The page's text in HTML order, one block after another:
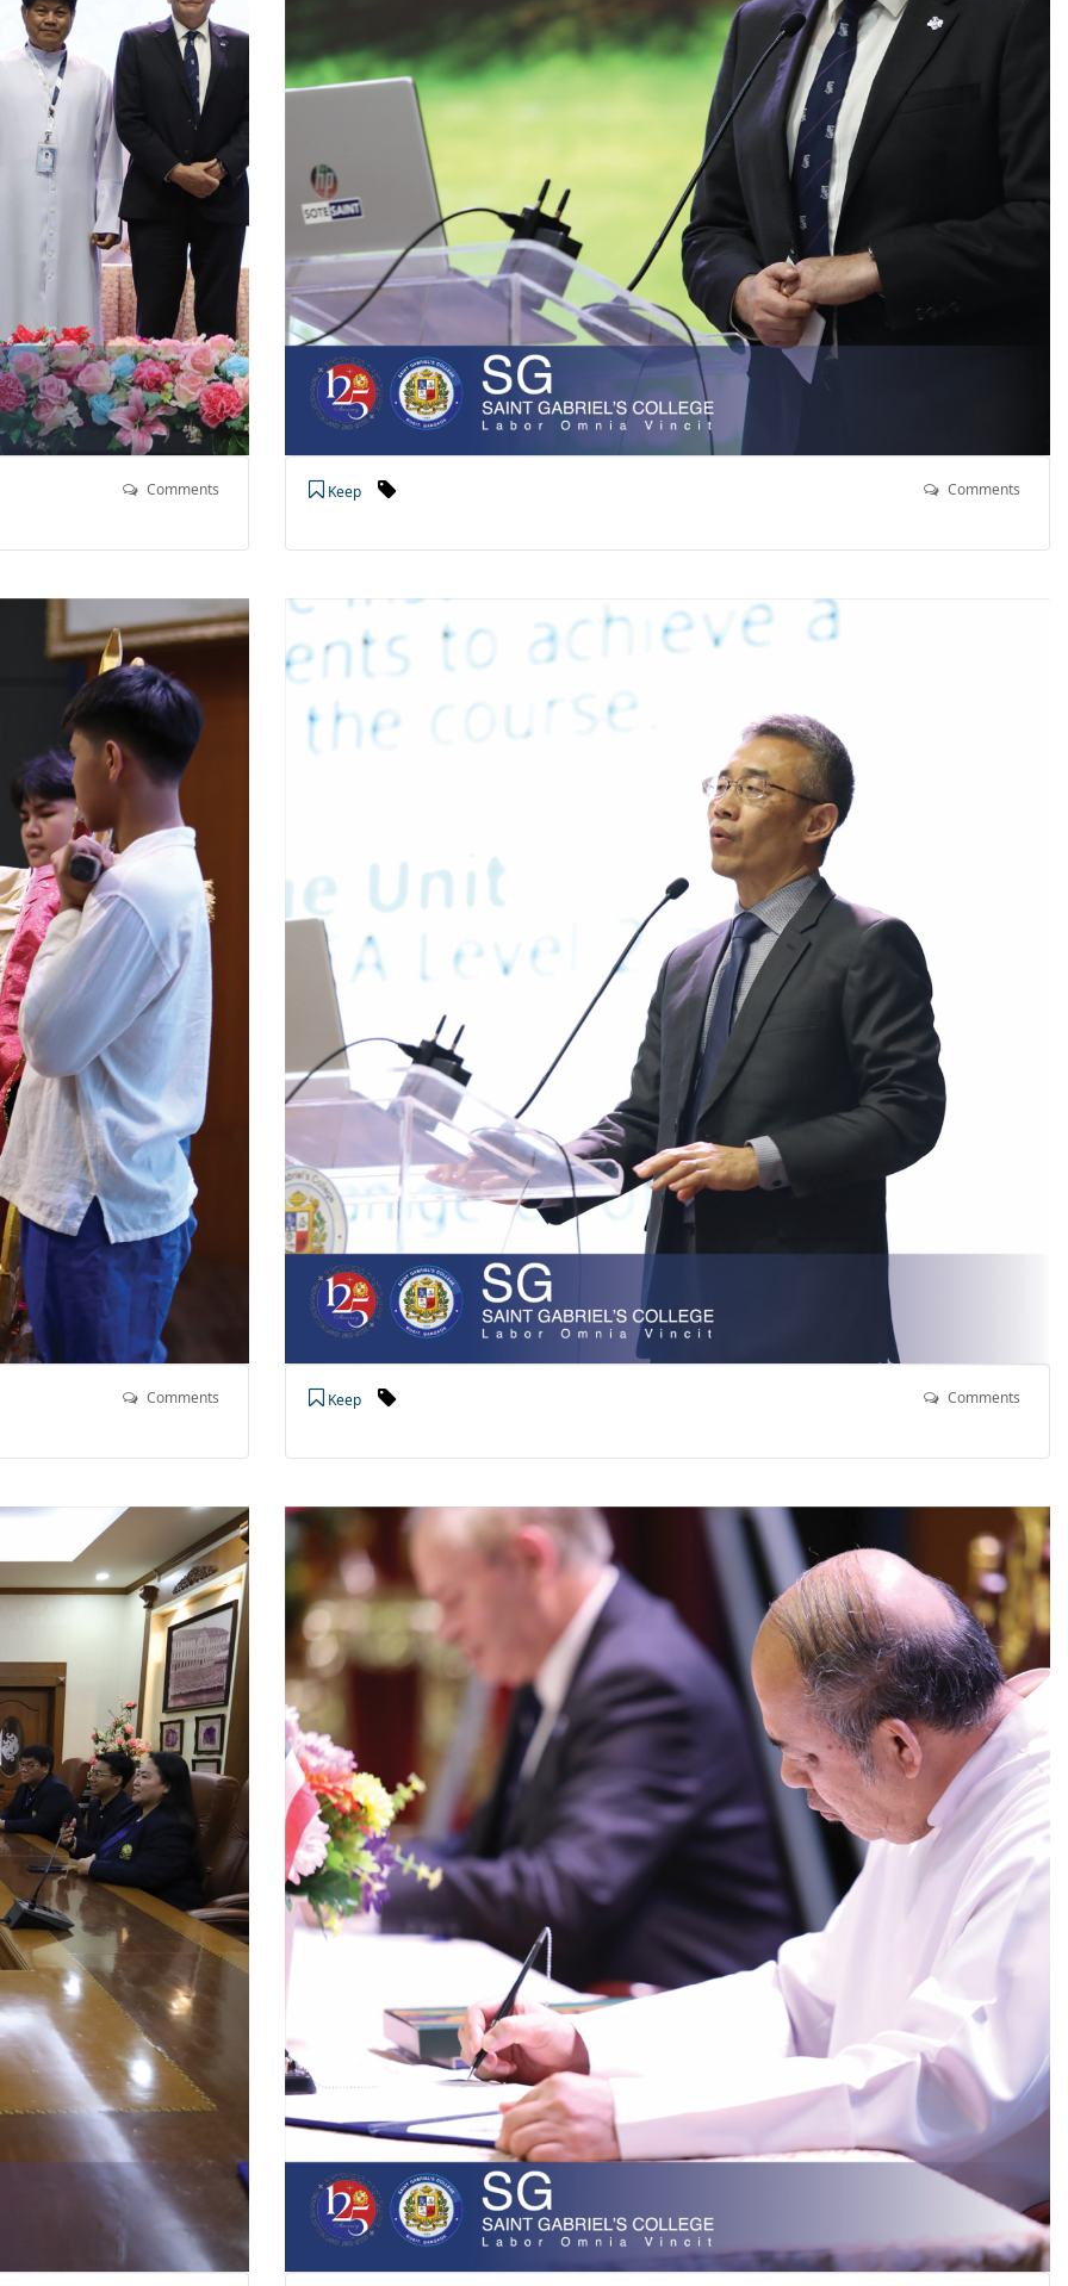
Comments Keep Comments
Comments Keep Comments